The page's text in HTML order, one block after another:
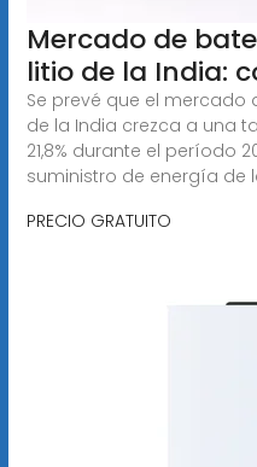
Mercado de
litio de la India:
Se prevé que el
de la India crezca a una
21,8% durante el período
suministro de energía de
PRECIO GRATUITO